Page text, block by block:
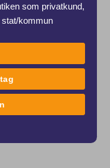
som privatkund,
kommun